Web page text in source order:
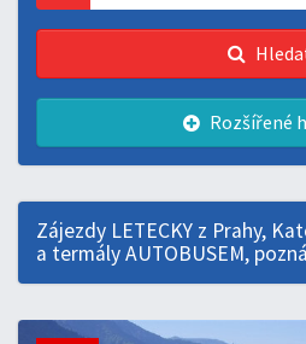
Rozšířené
Zájezdy LETECKY z Prahy,
a termály AUTOBUSEM,